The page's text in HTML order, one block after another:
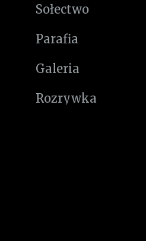
Sołectwo
Parafia
Galeria
Rozrywka